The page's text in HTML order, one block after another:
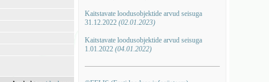
Kaitstavate loodusobjektide arvud seisuga
31.12.2022 (02.01.2023)
Kaitstavate loodusobjektide arvud seisuga
1.01.2022 (04.01.2022)